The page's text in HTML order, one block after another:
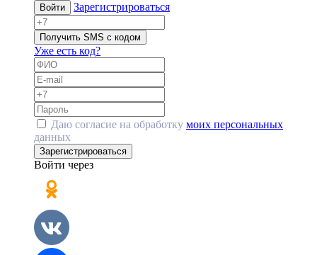
Войти Зарегистрироваться
Получить SMS с кодом
Уже есть код?
Даю согласие на обработку моих персональных
данных
Зарегистрироваться
Войти через